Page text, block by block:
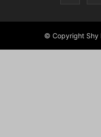
© Copyright Shy